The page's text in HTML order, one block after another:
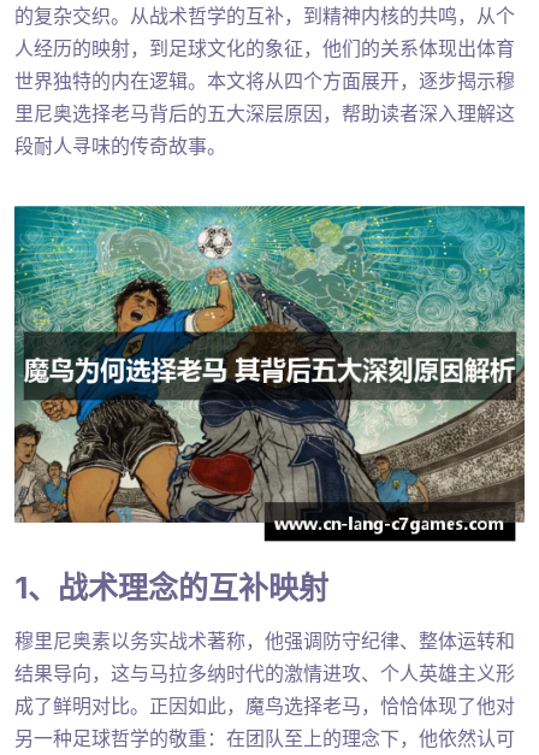
的复杂交织。从战术哲学的互补，到精神内核的共鸣，从个
人经历的映射，到足球文化的象征，他们的关系体现出体育
世界独特的内在逻辑。本文将从四个方面展开，逐步揭示穆
里尼奥选择老马背后的五大深层原因，帮助读者深入理解这
段耐人寻味的传奇故事。
1、战术理念的互补映射
穆里尼奥素以务实战术著称，他强调防守纪律、整体运转和
结果导向，这与马拉多纳时代的激情进攻、个人英雄主义形
成了鲜明对比。正因如此，魔鸟选择老马，恰恰体现了他对
另一种足球哲学的敬重：在团队至上的理念下，他依然认可